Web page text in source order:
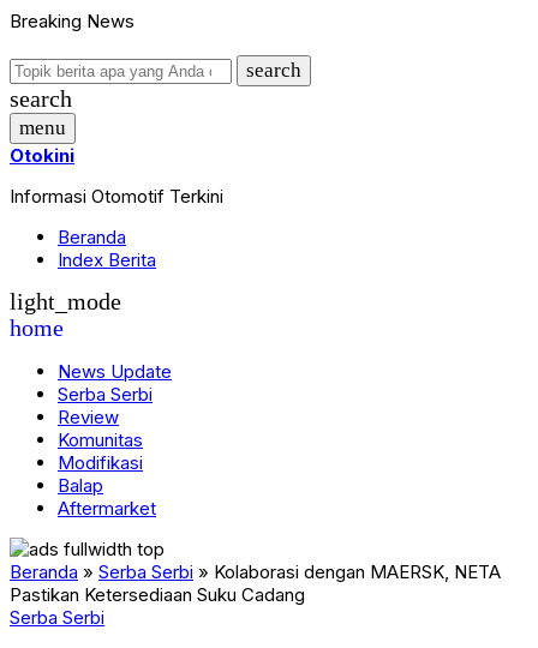
Breaking News
search
search
menu
Otokini
Informasi Otomotif Terkini
Beranda
Index Berita
light_mode
home
News Update
Serba Serbi
Review
Komunitas
Modifikasi
Balap
Aftermarket
Beranda » Serba Serbi » Kolaborasi dengan MAERSK, NETA
Pastikan Ketersediaan Suku Cadang
Serba Serbi